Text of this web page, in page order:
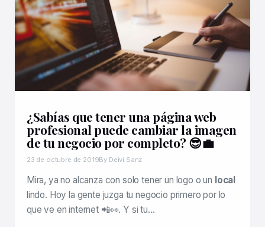
¿Sabías que tener una página web
profesional puede cambiar la imagen
de tu negocio por completo? 😎💼
23 de octubre de 2019By Deivi Sanz
Mira, ya no alcanza con solo tener un logo o un local
lindo. Hoy la gente juzga tu negocio primero por lo
que ve en internet 📲👀. Y si tu…